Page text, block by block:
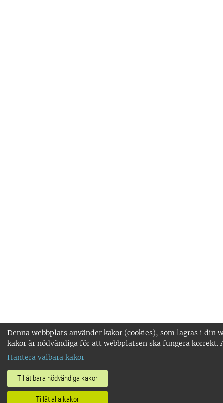
Denna webbplats använder kakor (cookies), som lagras i din
kakor är nödvändiga för att webbplatsen ska fungera korrekt.
Hantera valbara kakor
Tillåt bara nödvändiga kakor
Tillåt alla kakor